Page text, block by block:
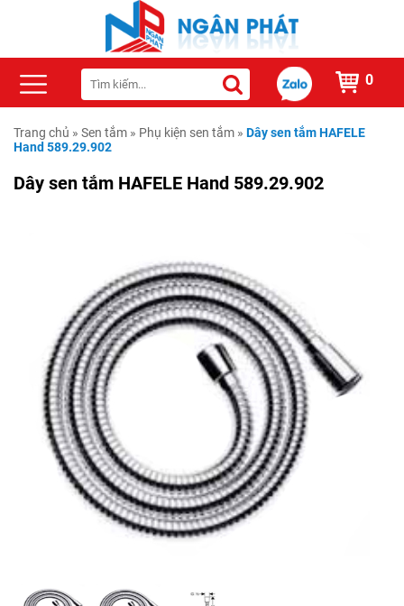
0
Trang chủ » Sen tắm » Phụ kiện sen tắm » Dây sen tắm HAFELE
Hand 589.29.902
Dây sen tắm HAFELE Hand 589.29.902